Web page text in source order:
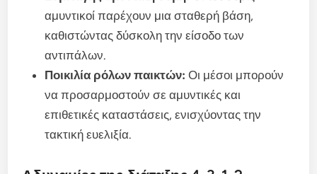
αμυντικοί παρέχουν μια σταθερή βάση,
καθιστώντας δύσκολη την είσοδο των
αντιπάλων.
Ποικιλία ρόλων παικτών: Οι μέσοι μπορούν
να προσαρμοστούν σε αμυντικές και
επιθετικές καταστάσεις, ενισχύοντας την
τακτική ευελιξία.